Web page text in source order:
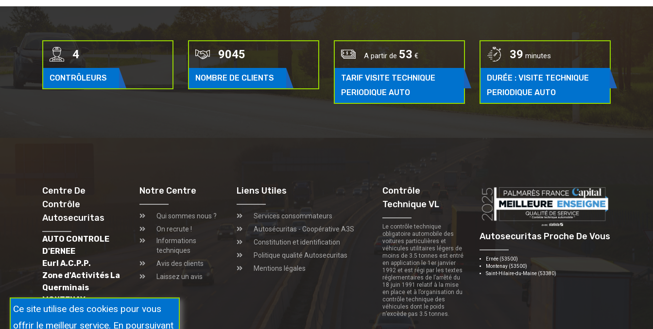
5
CONTRÔLEURS
12410
NOMBRE DE CLIENTS
A partir de 72 €
TARIF VISITE TECHNIQUE
PERIODIQUE AUTO
54 minutes
DURÉE : VISITE TECHNIQUE
PERIODIQUE AUTO
Centre De
Contrôle
Autosecuritas
AUTO CONTROLE
D'ERNEE
Eurl A.C.P.P.
Zone d'Activités La
Querminais
MONTENAY
53500 ERNEE
02 43 08 51 25
Notre Centre
Qui sommes nous ?
On recrute !
Informations
techniques
Avis des clients
Laissez un avis
Liens Utiles
Services consommateurs
Autosécuritas - Coopérative A3S
Constitution et identification
Politique qualité Autosecuritas
Mentions légales
Contrôle
Technique VL
Le contrôle technique
obligatoire automobile des
voitures particulières et
véhicules utilitaires légers de
moins de 3.5 tonnes est entré
en application le 1er janvier
1992 et est régi par les textes
réglementaires de l’arrêté du
18 juin 1991 relatif à la mise
en place et à l’organisation du
contrôle technique des
véhicules dont le poids
n’excède pas 3.5 tonnes.
Autosecuritas Proche De Vous
Ernée (53500)
Montenay (53500)
Saint-Hilaire-du-Maine (53380)
Ce site utilise des cookies pour vous
offrir le meilleur service. En poursuivant